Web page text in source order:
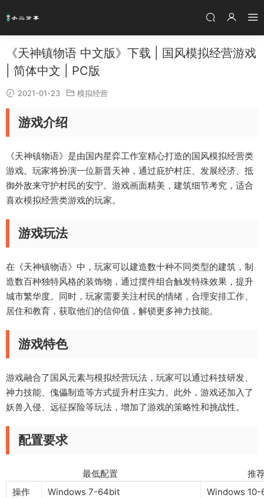
《天神镇物语 中文版》下载 | 国风模拟经营游戏
| 简体中文 | PC版
2021-01-23 模拟经营
游戏介绍
《天神镇物语》是由国内星弈工作室精心打造的国风模拟经营类
游戏。玩家将扮演一位新晋天神，通过庇护村庄、发展经济、抵
御外敌来守护村民的安宁。游戏画面精美，建筑细节考究，适合
喜欢模拟经营类游戏的玩家。
游戏玩法
在《天神镇物语》中，玩家可以建造数十种不同类型的建筑，制
造数百种独特风格的装饰物，通过摆件组合触发特殊效果，提升
城市繁华度。同时，玩家需要关注村民的情绪，合理安排工作、
居住和教育，获取他们的信仰值，解锁更多神力技能。
游戏特色
游戏融合了国风元素与模拟经营玩法，玩家可以通过科技研发、
神力技能、傀儡制造等方式提升村庄实力。此外，游戏还加入了
妖兽入侵、远征探险等玩法，增加了游戏的策略性和挑战性。
配置要求
最低配置 推荐配
操作
Windows 7-64bit Windows